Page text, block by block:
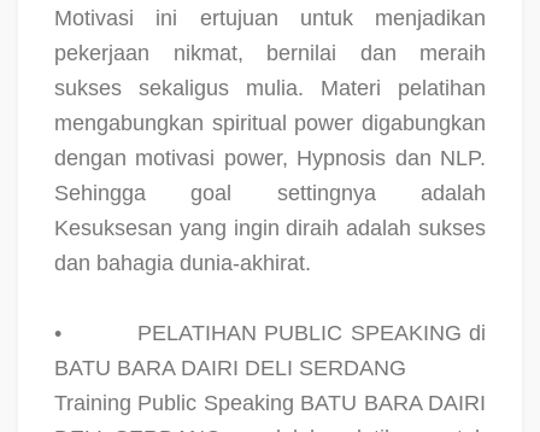
Motivasi ini ertujuan untuk menjadikan
pekerjaan nikmat, bernilai dan meraih
sukses sekaligus mulia. Materi pelatihan
mengabungkan spiritual power digabungkan
dengan motivasi power, Hypnosis dan NLP.
Sehingga goal settingnya adalah
Kesuksesan yang ingin diraih adalah sukses
dan bahagia dunia-akhirat.
•
PELATIHAN PUBLIC SPEAKING di
BATU BARA DAIRI DELI SERDANG
Training Public Speaking BATU BARA DAIRI